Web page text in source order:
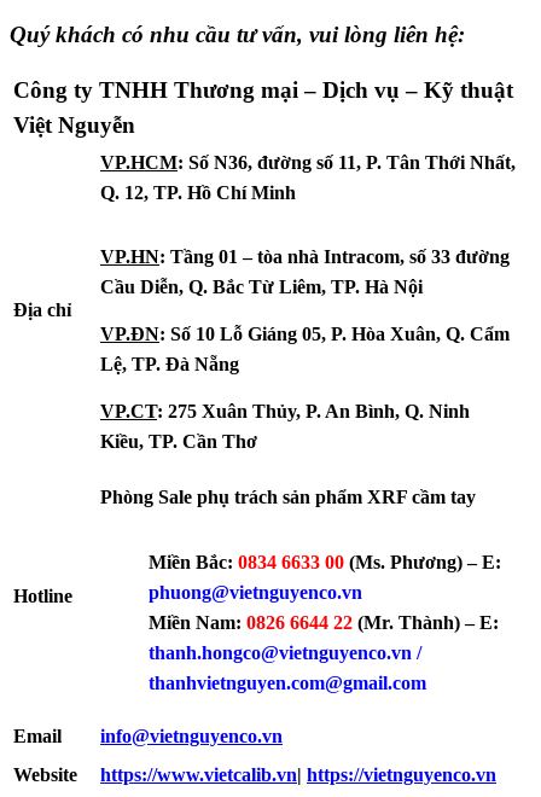
Quý khách có nhu cầu tư vấn, vui lòng liên hệ:
Công ty TNHH Thương mại – Dịch vụ – Kỹ thuật
Việt Nguyễn
Địa chỉ
VP.HCM: Số N36, đường số 11, P. Tân Thới Nhất,
Q. 12, TP. Hồ Chí Minh
VP.HN: Tầng 01 – tòa nhà Intracom, số 33 đường
Cầu Diễn, Q. Bắc Từ Liêm, TP. Hà Nội
VP.ĐN: Số 10 Lỗ Giáng 05, P. Hòa Xuân, Q. Cẩm
Lệ, TP. Đà Nẵng
VP.CT: 275 Xuân Thủy, P. An Bình, Q. Ninh
Kiều, TP. Cần Thơ
Hotline
Phòng Sale phụ trách sản phẩm XRF cầm tay
Miền Bắc: 0834 6633 00 (Ms. Phương) – E:
phuong@vietnguyenco.vn
Miền Nam: 0826 6644 22 (Mr. Thành) – E:
thanh.hongco@vietnguyenco.vn /
thanhvietnguyen.com@gmail.com
Email
info@vietnguyenco.vn
Website
https://www.vietcalib.vn| https://vietnguyenco.vn